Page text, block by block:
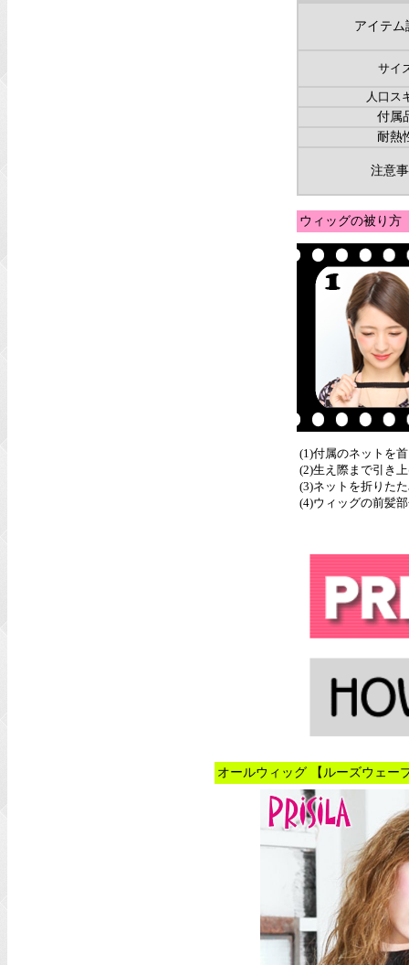
アイテ
サイ
人口ス
付属
耐熱
注意
ウィッグの被り方
(1)付属のネットを
(2)生え際まで引き
(3)ネットを折りた
(4)ウィッグの前髪
オールウィッグ 【ルーズウェー